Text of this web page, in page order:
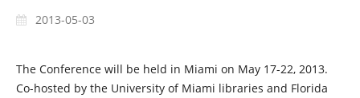
2013-05-03
The Conference will be held in Miami on May 17-22, 2013.
Co-hosted by the University of Miami libraries and Florida